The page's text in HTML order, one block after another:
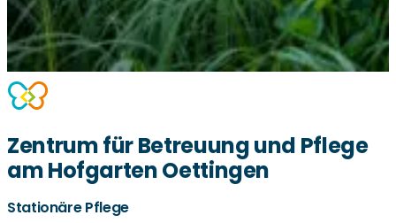
Zentrum für Betreuung und Pflege
am Hofgarten Oettingen
Stationäre Pflege